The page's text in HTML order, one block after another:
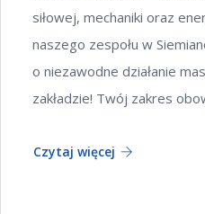
siłowej, mechaniki oraz
naszego zespołu w
o niezawodne działanie
zakładzie! Twój zakres
Czytaj więcej